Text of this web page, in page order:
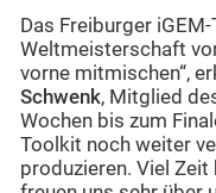
Das Freiburger
Weltmeisterschaft
vorne mitmischen“,
Schwenk, Mitglied
Wochen bis zum
Toolkit noch weiter
produzieren. Viel